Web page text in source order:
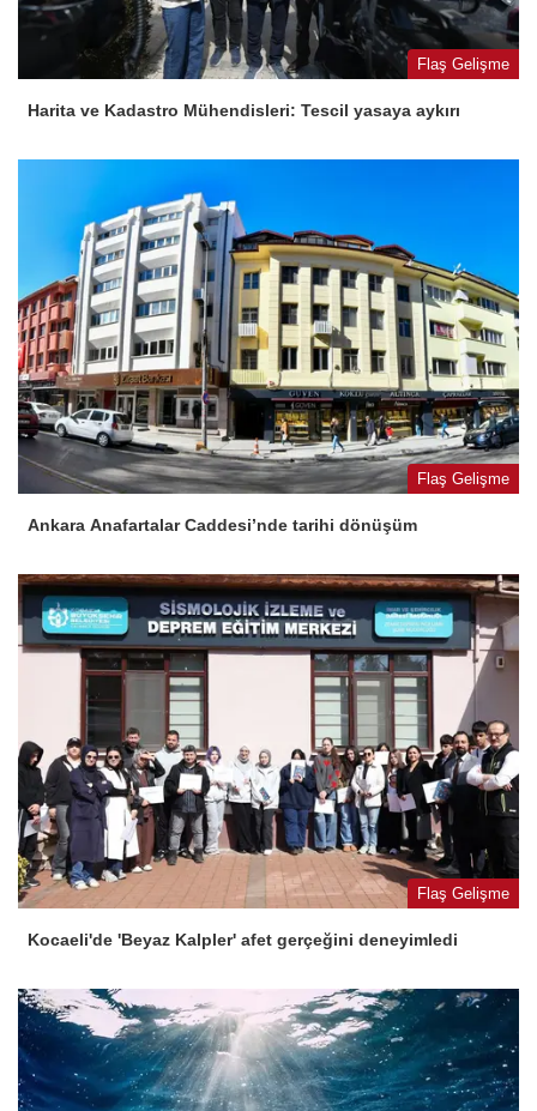
Flaş Gelişme
Harita ve Kadastro Mühendisleri: Tescil yasaya aykırı
Flaş Gelişme
Ankara Anafartalar Caddesi’nde tarihi dönüşüm
Flaş Gelişme
Kocaeli'de 'Beyaz Kalpler' afet gerçeğini deneyimledi